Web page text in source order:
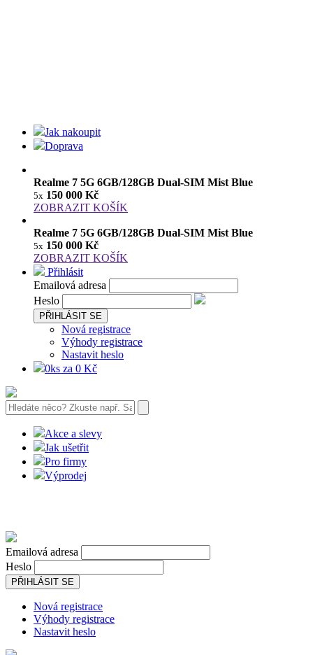
Jak nakoupit
Doprava
Realme 7 5G 6GB/128GB Dual-SIM Mist Blue
5x 150 000 Kč
ZOBRAZIT KOŠÍK
Realme 7 5G 6GB/128GB Dual-SIM Mist Blue
5x 150 000 Kč
ZOBRAZIT KOŠÍK
Přihlásit
Emailová adresa
Heslo
PŘIHLÁSIT SE
Nová registrace
Výhody registrace
Nastavit heslo
0ks za 0 Kč
Akce a slevy
Jak ušetřit
Pro firmy
Výprodej
Emailová adresa
Heslo
PŘIHLÁSIT SE
Nová registrace
Výhody registrace
Nastavit heslo